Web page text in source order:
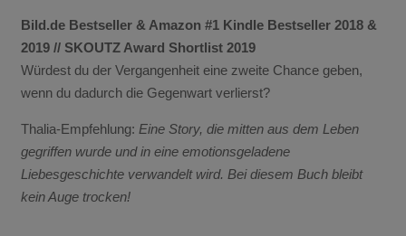
Bild.de Bestseller & Amazon #1 Kindle Bestseller 2018 &
2019 // SKOUTZ Award Shortlist 2019
Würdest du der Vergangenheit eine zweite Chance geben,
wenn du dadurch die Gegenwart verlierst?
Thalia-Empfehlung: Eine Story, die mitten aus dem Leben
gegriffen wurde und in eine emotionsgeladene
Liebesgeschichte verwandelt wird. Bei diesem Buch bleibt
kein Auge trocken!